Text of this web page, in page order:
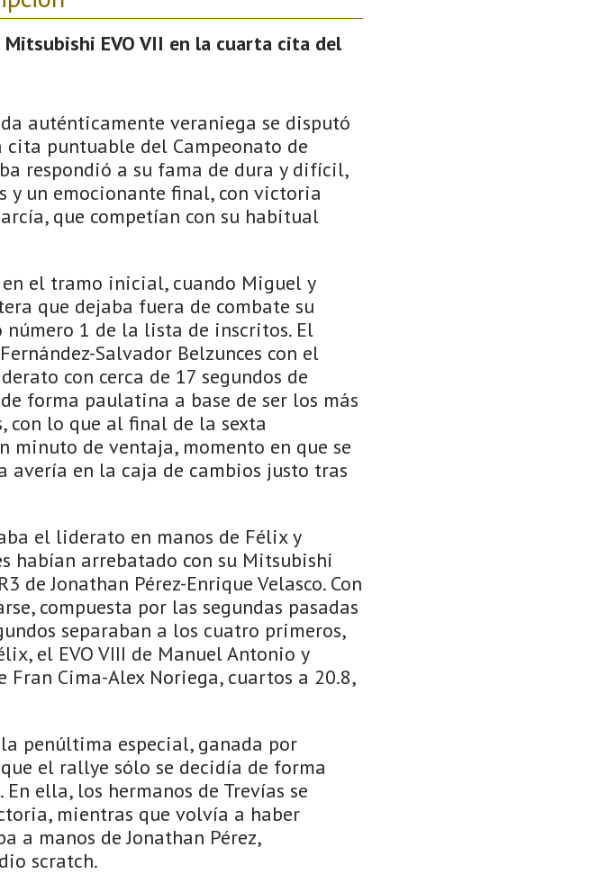
EVO VII en la cuarta cita del
auténticamente veraniega se disputó
puntuable del Campeonato de
respondió a su fama de dura y difícil,
y un emocionante final, con victoria
que competían con su habitual
el tramo inicial, cuando Miguel y
que dejaba fuera de combate su
número 1 de la lista de inscritos. El
Salvador Belzunces con el
con cerca de 17 segundos de
forma paulatina a base de ser los más
con lo que al final de la sexta
de ventaja, momento en que se
en la caja de cambios justo tras
el liderato en manos de Félix y
habían arrebatado con su Mitsubishi
de Jonathan Pérez-Enrique Velasco. Con
compuesta por las segundas pasadas
separaban a los cuatro primeros,
el EVO VIII de Manuel Antonio y
Fran Cima-Alex Noriega, cuartos a 20.8,
penúltima especial, ganada por
que el rallye sólo se decidía de forma
ella, los hermanos de Trevías se
mientras que volvía a haber
a manos de Jonathan Pérez,
scratch.